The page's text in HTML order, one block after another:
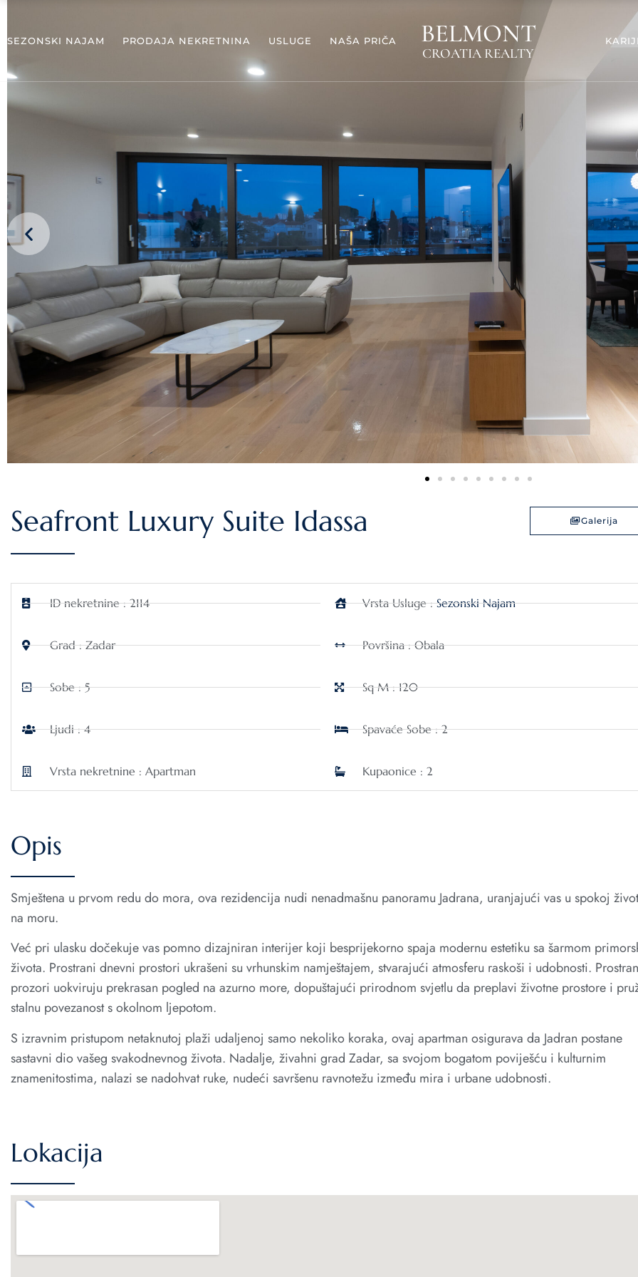
SEZONSKI NAJAM PRODAJA NEKRETNINA USLUGE NAŠA PRIČA BELMONT
CROATIA REALTY
Seafront Luxury Suite Idassa Galerija
ID nekretnine : 2114
Grad : Zadar
Sobe : 5
Ljudi : 4
Vrsta nekretnine : Apartman
Vrsta Usluge :Sezonski Najam
Površina : Obala
Sq M : 120
Spavaće Sobe : 2
Kupaonice : 2
Opis
Smještena u prvom redu do mora, ova rezidencija nudi nenadmašnu panoramu Jadrana, uranjajući vas u spokoj
na moru.
Već pri ulasku dočekuje vas pomno dizajniran interijer koji besprijekorno spaja modernu estetiku sa šarmom
života. Prostrani dnevni prostori ukrašeni su vrhunskim namještajem, stvarajući atmosferu raskoši i udobnosti.
prozori uokviruju prekrasan pogled na azurno more, dopuštajući prirodnom svjetlu da preplavi životne prostore i
stalnu povezanost s okolnom ljepotom.
S izravnim pristupom netaknutoj plaži udaljenoj samo nekoliko koraka, ovaj apartman osigurava da Jadran postane
sastavni dio vašeg svakodnevnog života. Nadalje, živahni grad Zadar, sa svojom bogatom poviješću i kulturnim
znamenitostima, nalazi se nadohvat ruke, nudeći savršenu ravnotežu između mira i urbane udobnosti.
Lokacija